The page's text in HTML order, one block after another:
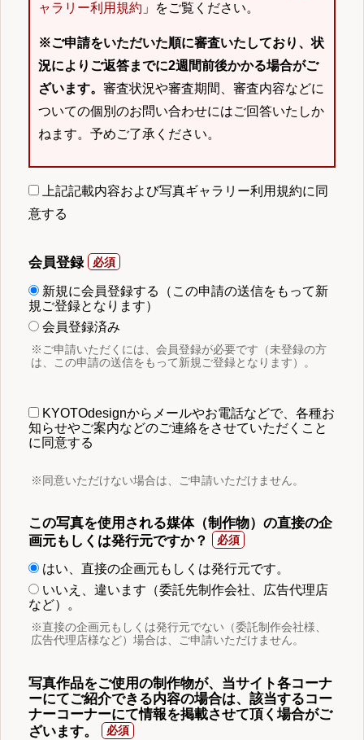
ャラリー利用規約 」をご覧ください。
※ご申請をいただいた順に審査いたしており、状
況によりご返答までに2週間前後かかる場合がご
ざいます。 審査状況や審査期間、審査内容などに
ついての個別のお問い合わせにはご回答いたしか
ねます。予めご了承ください。
上記記載内容および写真ギャラリー利用規約に同
意する
会員登録
新規に会員登録する（この申請の送信をもって新
規ご登録となります）
会員登録済み
※ご申請いただくには、会員登録が必要です（未登録の方
は、この申請の送信をもって新規ご登録となります）。
KYOTOdesignからメールやお電話などで、各種お
知らせやご案内などのご連絡をさせていただくこと
に同意する
※同意いただけない場合は、ご申請いただけません。
この写真を使用される媒体（制作物）の直接の企
画元もしくは発行元ですか？
はい、直接の企画元もしくは発行元です。
いいえ、違います（委託先制作会社、広告代理店
など）。
※直接の企画元もしくは発行元でない（委託制作会社様、
広告代理店様など）場合は、ご申請いただけません。
写真作品をご使用の制作物が、当サイト各コーナ
ーにてご紹介できる内容の場合は、該当するコー
ナーコーナーにて情報を掲載させて頂く場合がご
ざいます。